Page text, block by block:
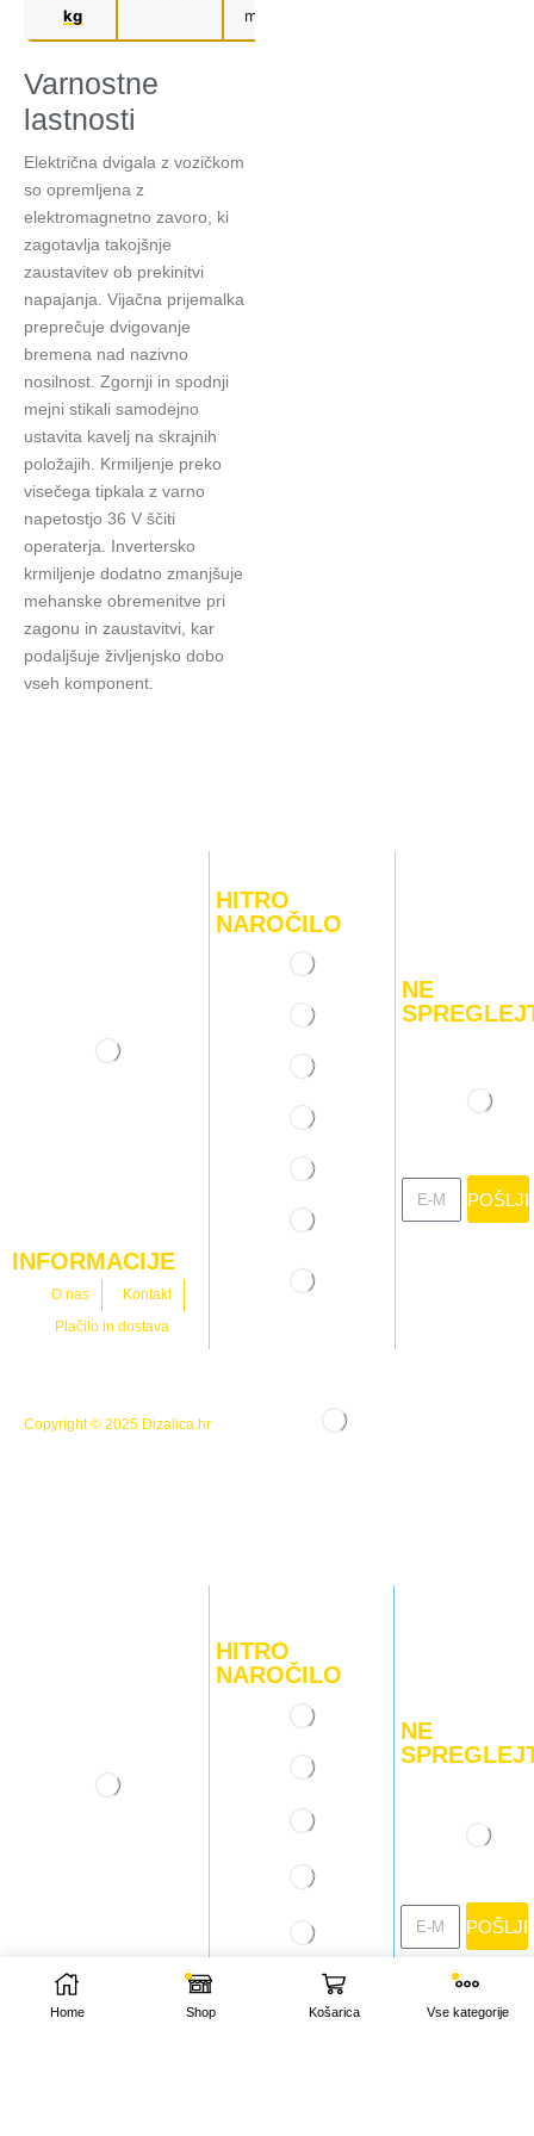
kg
m/min
Varnostne
lastnosti
Električna dvigala z vozičkom
so opremljena z
elektromagnetno zavoro, ki
zagotavlja takojšnje
zaustavitev ob prekinitvi
napajanja. Vijačna prijemalka
preprečuje dvigovanje
bremena nad nazivno
nosilnost. Zgornji in spodnji
mejni stikali samodejno
ustavita kavelj na skrajnih
položajih. Krmiljenje preko
visečega tipkala z varno
napetostjo 36 V ščiti
operaterja. Invertersko
krmiljenje dodatno zmanjšuje
mehanske obremenitve pri
zagonu in zaustavitvi, kar
podaljšuje življenjsko dobo
vseh komponent.
Home Shop Košarica Vse kategorije
INFORMACIJE
O nas
Kontakt
Plačilo in dostava
HITRO
NAROČILO
NE
POŠLJI
Copyright © 2025 Dizalica.hr
INFORMACIJE
HITRO
NAROČILO
NE
POŠLJI